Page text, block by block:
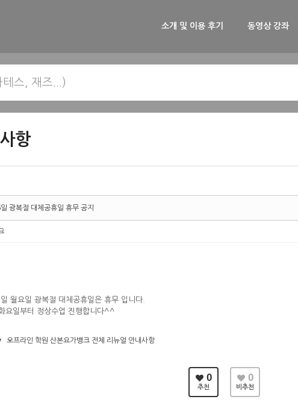
소개 및 이용 후기 동영상 강좌
항
광복절 대체공휴일 휴무 공지
월요일 광복절 대체공휴일은 휴무 입니다.
요일부터 정상수업 진행합니다^^
오프라인 학원 산본요가뱅크 전체 리뉴얼 안내사항
0
추천
0
비추천